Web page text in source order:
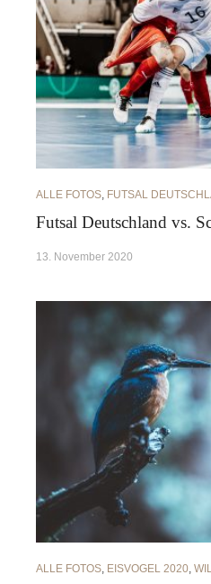
ALLE FOTOS, FUTSAL
Futsal Deutschland vs.
13. November 2020
ALLE FOTOS EISVOGEL 2020